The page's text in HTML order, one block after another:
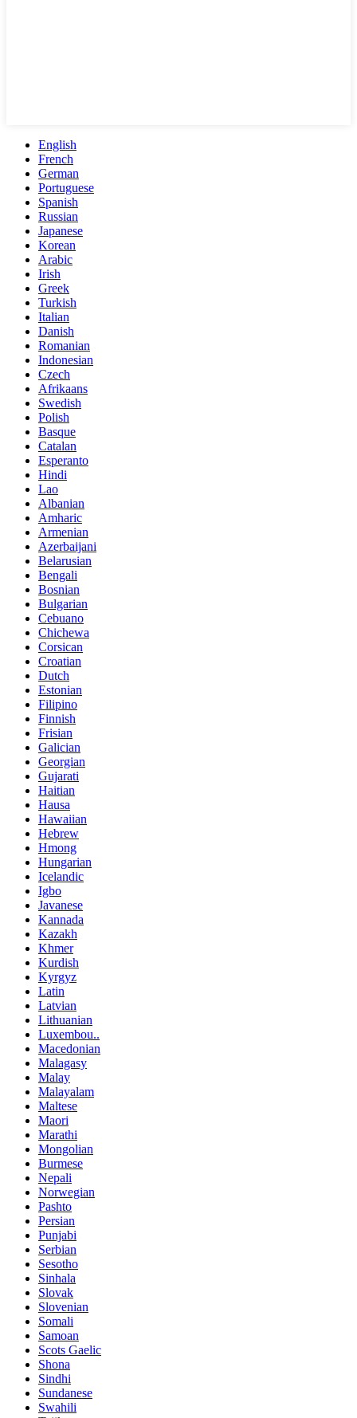
English
French
German
Portuguese
Spanish
Russian
Japanese
Korean
Arabic
Irish
Greek
Turkish
Italian
Danish
Romanian
Indonesian
Czech
Afrikaans
Swedish
Polish
Basque
Catalan
Esperanto
Hindi
Lao
Albanian
Amharic
Armenian
Azerbaijani
Belarusian
Bengali
Bosnian
Bulgarian
Cebuano
Chichewa
Corsican
Croatian
Dutch
Estonian
Filipino
Finnish
Frisian
Galician
Georgian
Gujarati
Haitian
Hausa
Hawaiian
Hebrew
Hmong
Hungarian
Icelandic
Igbo
Javanese
Kannada
Kazakh
Khmer
Kurdish
Kyrgyz
Latin
Latvian
Lithuanian
Luxembou..
Macedonian
Malagasy
Malay
Malayalam
Maltese
Maori
Marathi
Mongolian
Burmese
Nepali
Norwegian
Pashto
Persian
Punjabi
Serbian
Sesotho
Sinhala
Slovak
Slovenian
Somali
Samoan
Scots Gaelic
Shona
Sindhi
Sundanese
Swahili